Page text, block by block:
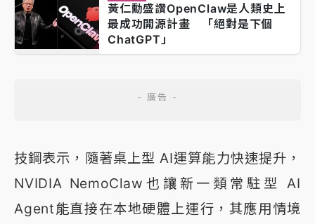
黃仁勳盛讚OpenClaw是人類史上
最成功開源計畫 「絕對是下個
ChatGPT」
技鋼表示，隨著桌上型 AI運算能力快速提升，
NVIDIA NemoClaw也讓新一類常駐型 AI
Agent能直接在本地硬體上運行，其應用情境